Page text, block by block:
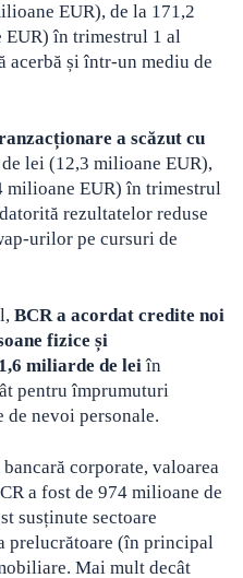
EUR), de la 171,2
în trimestrul 1 al
acerbă și într-un mediu de
a scăzut cu
lei (12,3 milioane EUR),
milioane EUR) în trimestrul
rezultatelor reduse
urilor pe cursuri de
BCR a acordat credite noi
fizice și
miliarde de leiîn
pentru împrumuturi
de nevoi personale.
corporate, valoarea
a fost de 974 milioane de
susținute sectoare
prelucrătoare (în principal
Mai mult decât